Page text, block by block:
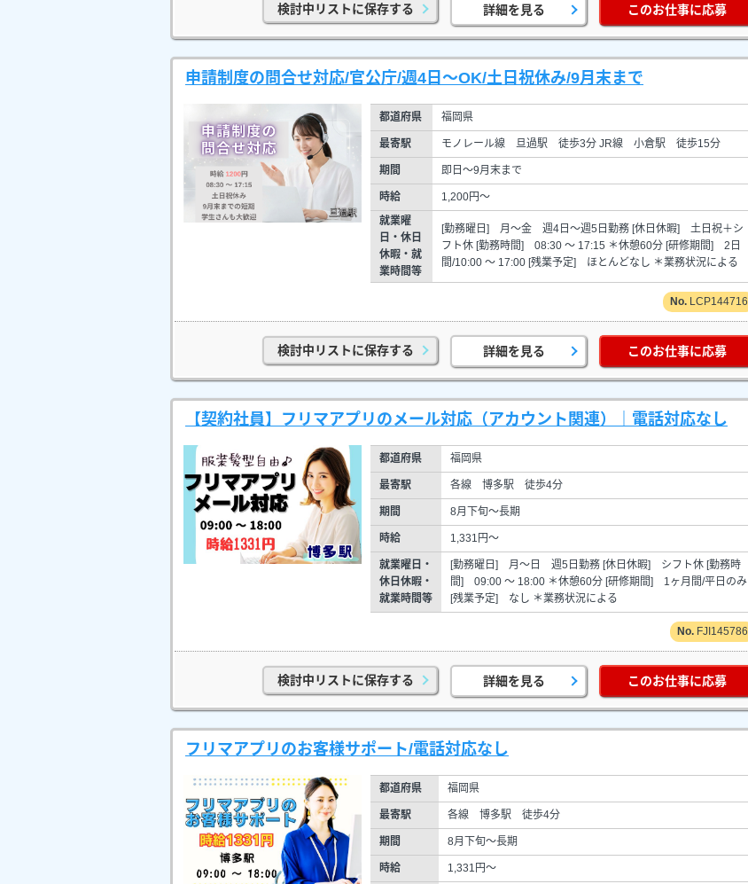
検討中リストに保存する 詳細を見る このお仕事に応募
申請制度の問合せ対応/官公庁/週4日～OK/土日祝休み/9月末まで
都道府県 福岡県
最寄駅 モノレール線 旦過駅 徒歩3分 JR線 小倉駅 徒歩15分
期間 即日～9月末まで
時給
1,200円～
就業曜
日・休日
休暇・就
業時間等
[勤務曜日] 月～金 週4日～週5日勤務 [休日休暇] 土日祝＋シ
フト休 [勤務時間] 08:30 ～ 17:15 ＊休憩60分 [研修期間] 2日
間/10:00 ～ 17:00 [残業予定] ほとんどなし ＊業務状況による
LCP144716
検討中リストに保存する 詳細を見る このお仕事に応募
【契約社員】フリマアプリのメール対応（アカウント関連）｜電話対応なし
都道府県 福岡県
最寄駅 各線 博多駅 徒歩4分
期間 8月下旬～長期
時給 1,331円～
就業曜日・
休日休暇・
就業時間等
[勤務曜日] 月～日 週5日勤務 [休日休暇] シフト休 [勤務時
間] 09:00 ～ 18:00 ＊休憩60分 [研修期間] 1ヶ月間/平日のみ
[残業予定] なし ＊業務状況による
FJI145786
検討中リストに保存する 詳細を見る このお仕事に応募
フリマアプリのお客様サポート/電話対応なし
都道府県 福岡県
最寄駅 各線 博多駅 徒歩4分
期間 8月下旬～長期
時給
1,331円～